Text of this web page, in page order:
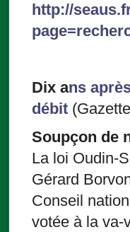
http://
Dix ans
débit
Soupçon de
La loi Oudin-
Gérard
Conseil
votée à la va-